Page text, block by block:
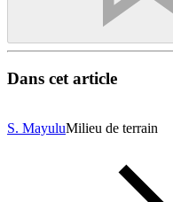
Dans cet article
S. MayuluMilieu de terrain